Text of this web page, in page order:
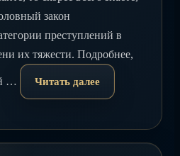
закон
преступлений в
их тяжести. Подробнее,
… Читать далее